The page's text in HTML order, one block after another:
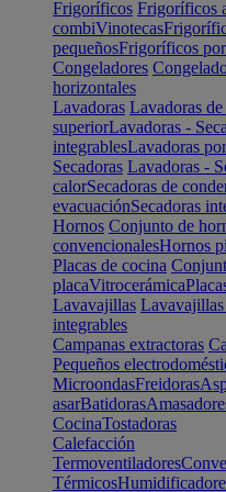
Frigoríficos Frigoríficos
combiVinotecas
pequeñosFrigoríficos
Congeladores
horizontales
Lavadoras Lavadoras
superiorLavadoras -
integrablesLavadoras
Secadoras Lavadoras -
calorSecadoras de
evacuaciónSecadoras
Hornos Conjunto de
convencionalesHornos
Placas de cocina
placaVitrocerámica
Lavavajillas
integrables
Campanas extractoras
Pequeños
MicroondasFreidoras
asarBatidoras
CocinaTostadoras
Calefacción
Termoventiladores
Térmicos